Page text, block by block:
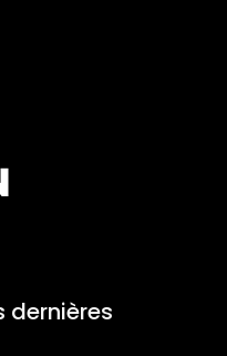
dernières